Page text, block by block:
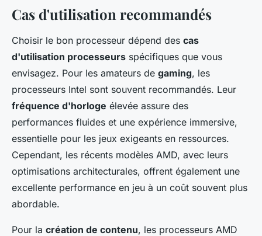
Cas d'utilisation recommandés
Choisir le bon processeur dépend des cas
d'utilisation processeurs spécifiques que vous
envisagez. Pour les amateurs de gaming, les
processeurs Intel sont souvent recommandés. Leur
fréquence d'horloge élevée assure des
performances fluides et une expérience immersive,
essentielle pour les jeux exigeants en ressources.
Cependant, les récents modèles AMD, avec leurs
optimisations architecturales, offrent également une
excellente performance en jeu à un coût souvent plus
abordable.
Pour la création de contenu, les processeurs AMD